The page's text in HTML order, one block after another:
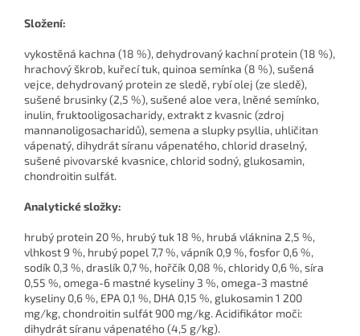
Složení:
vykostěná kachna (18 %), dehydrovaný kachní protein (18 %),
hrachový škrob, kuřecí tuk, quinoa semínka (8 %), sušená
vejce, dehydrovaný protein ze sledě, rybí olej (ze sledě),
sušené brusinky (2,5 %), sušené aloe vera, lněné semínko,
inulin, fruktooligosacharidy, extrakt z kvasnic (zdroj
mannanoligosacharidů), semena a slupky psyllia, uhličitan
vápenatý, dihydrát síranu vápenatého, chlorid draselný,
sušené pivovarské kvasnice, chlorid sodný, glukosamin,
chondroitin sulfát.
Analytické složky:
hrubý protein 20 %, hrubý tuk 18 %, hrubá vláknina 2,5 %,
vlhkost 9 %, hrubý popel 7,7 %, vápník 0,9 %, fosfor 0,6 %,
sodík 0,3 %, draslík 0,7 %, hořčík 0,08 %, chloridy 0,6 %, síra
0,55 %, omega-6 mastné kyseliny 3 %, omega-3 mastné
kyseliny 0,6 %, EPA 0,1 %, DHA 0,15 %, glukosamin 1 200
mg/kg, chondroitin sulfát 900 mg/kg. Acidifikátor moči:
dihydrát síranu vápenatého (4,5 g/kg).